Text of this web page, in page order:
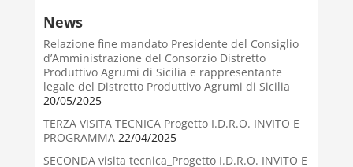
News
Relazione fine mandato Presidente del Consiglio
d’Amministrazione del Consorzio Distretto
Produttivo Agrumi di Sicilia e rappresentante
legale del Distretto Produttivo Agrumi di Sicilia
20/05/2025
TERZA VISITA TECNICA Progetto I.D.R.O. INVITO E
PROGRAMMA22/04/2025
SECONDA visita tecnica_Progetto I.D.R.O. INVITO E